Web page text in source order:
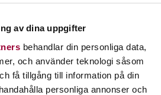
av dina uppgifter
behandlar din personliga data,
och använder teknologi såsom
få tillgång till information på din
personliga annonser och
vill lära sig nya tricks? Gillar
rallylydnad!
mer om ämnet